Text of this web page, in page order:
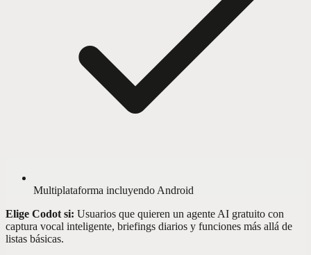
Multiplataforma incluyendo Android
Elige Codot si: Usuarios que quieren un agente AI gratuito con
captura vocal inteligente, briefings diarios y funciones más allá de
listas básicas.